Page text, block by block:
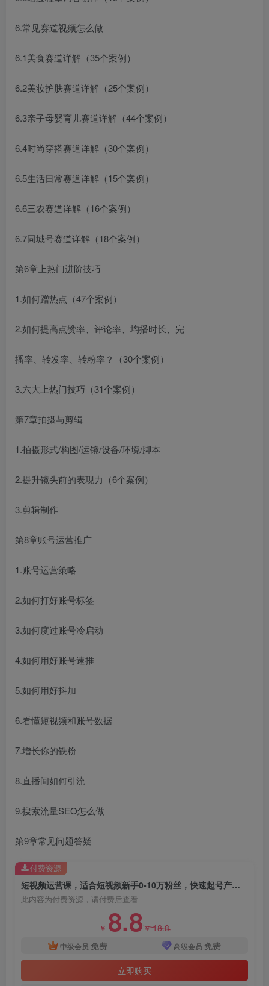
6.常见赛道视频怎么做
6.1美食赛道详解（35个案例）
6.2美妆护肤赛道详解（25个案例）
6.3亲子母婴育儿赛道详解（44个案例）
6.4时尚穿搭赛道详解（30个案例）
6.5生活日常赛道详解（15个案例）
6.6三农赛道详解（16个案例）
6.7同城号赛道详解（18个案例）
第6章上热门进阶技巧
1.如何蹭热点（47个案例）
2.如何提高点赞率、评论率、均播时长、完
播率、转发率、转粉率？（30个案例）
3.六大上热门技巧（31个案例）
第7章拍摄与剪辑
1.拍摄形式/构图/运镜/设备/环境/脚本
2.提升镜头前的表现力（6个案例）
3.剪辑制作
第8章账号运营推广
1.账号运营策略
2.如何打好账号标签
3.如何度过账号冷启动
4.如何用好账号速推
5.如何用好抖加
6.看懂短视频和账号数据
7.增长你的铁粉
8.直播间如何引流
9.搜索流量SEO怎么做
第9章常见问题答疑
短视频运营课，适合短视频新手0-10万粉丝，快速起号产出优质内容（68节课）
此内容为付费资源，请付费后查看
￥ 8.8￥18.8
中级会员 免费 高级会员 免费
立即购买
付费资源